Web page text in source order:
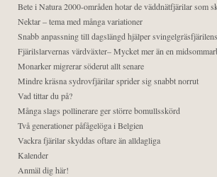
Bete i Natura 2000-områden hotar de väddnätfjärilar som
Nektar – tema med många variationer
Snabb anpassning till dagslängd hjälper
Fjärilslarvernas värdväxter– Mycket mer än en
Monarker migrerar söderut allt senare
Mindre kräsna sydrovfjärilar sprider sig snabbt norrut
Vad tittar du på?
Många slags pollinerare ger större bomullsskörd
Två generationer påfågelöga i Belgien
Vackra fjärilar skyddas oftare än alldagliga
Kalender
Anmäl dig här!